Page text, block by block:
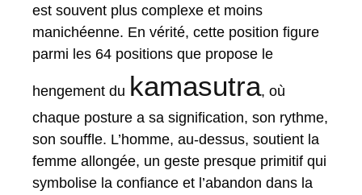
est souvent plus complexe et moins
manichéenne. En vérité, cette position figure
parmi les 64 positions que propose le
hengement du kamasutra, où
chaque posture a sa signification, son rythme,
son souffle. L’homme, au-dessus, soutient la
femme allongée, un geste presque primitif qui
symbolise la confiance et l’abandon dans la